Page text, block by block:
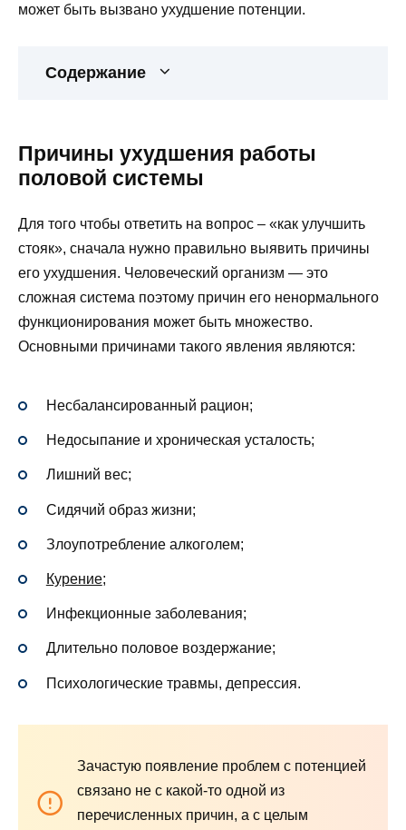
может быть вызвано ухудшение потенции.
Содержание
Причины ухудшения работы
половой системы
Для того чтобы ответить на вопрос – «как улучшить
стояк», сначала нужно правильно выявить причины
его ухудшения. Человеческий организм — это
сложная система поэтому причин его ненормального
функционирования может быть множество.
Основными причинами такого явления являются:
Несбалансированный рацион;
Недосыпание и хроническая усталость;
Лишний вес;
Сидячий образ жизни;
Злоупотребление алкоголем;
Курение;
Инфекционные заболевания;
Длительно половое воздержание;
Психологические травмы, депрессия.
Зачастую появление проблем с потенцией
связано не с какой-то одной из
перечисленных причин, а с целым